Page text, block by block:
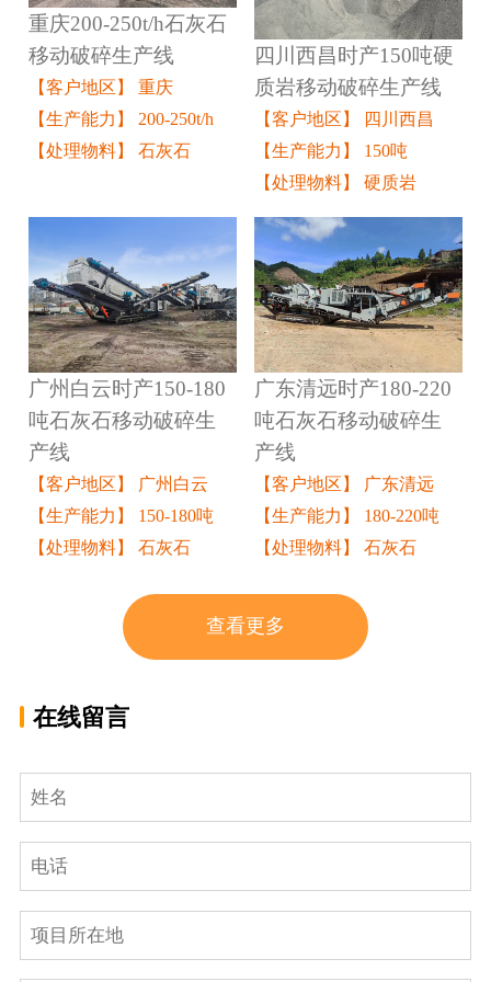
重庆200-250t/h石灰石
移动破碎生产线
【客户地区】 重庆
【生产能力】 200-250t/h
【处理物料】 石灰石
四川西昌时产150吨硬
质岩移动破碎生产线
【客户地区】 四川西昌
【生产能力】 150吨
【处理物料】 硬质岩
广州白云时产150-180
吨石灰石移动破碎生
产线
【客户地区】 广州白云
【生产能力】 150-180吨
【处理物料】 石灰石
广东清远时产180-220
吨石灰石移动破碎生
产线
【客户地区】 广东清远
【生产能力】 180-220吨
【处理物料】 石灰石
查看更多
在线留言